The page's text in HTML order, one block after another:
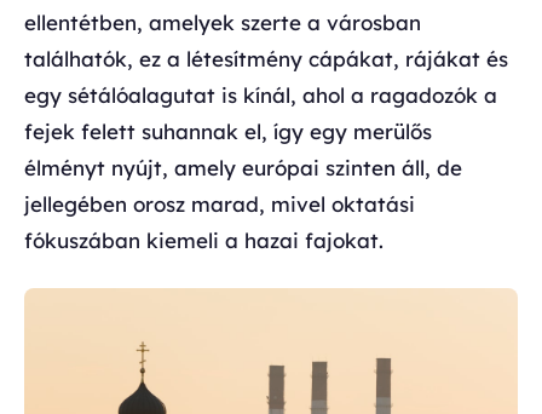
ellentétben, amelyek szerte a városban
találhatók, ez a létesítmény cápákat, rájákat és
egy sétálóalagutat is kínál, ahol a ragadozók a
fejek felett suhannak el, így egy merülős
élményt nyújt, amely európai szinten áll, de
jellegében orosz marad, mivel oktatási
fókuszában kiemeli a hazai fajokat.